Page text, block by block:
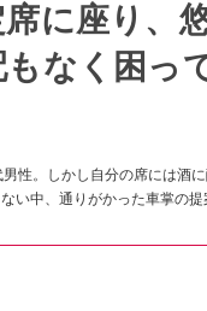
に座り、
もなく困っ
性。しかし自分の席には酒
い中、通りがかった車掌の提